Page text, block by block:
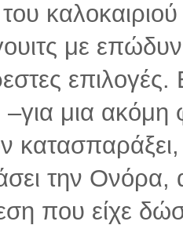
καλοκαιριού
με
μια ακόμη
την Ονόρα,
που είχε